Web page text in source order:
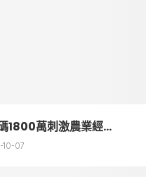
1800萬刺激農業經...
10-07